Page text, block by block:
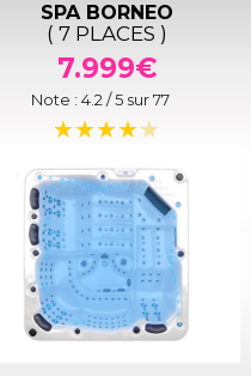
SPA BORNEO
( 7 PLACES )
7.999€
Note : 4.2 / 5 sur77